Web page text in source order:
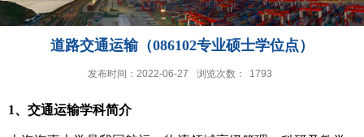
道路交通运输（086102专业硕士学位点）
发布时间：2022-06-27 浏览次数： 1793
1、交通运输学科简介